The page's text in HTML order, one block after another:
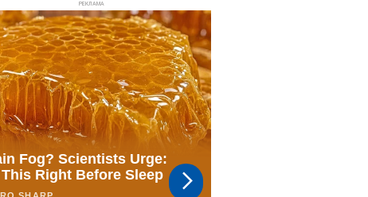
РЕКЛАМА